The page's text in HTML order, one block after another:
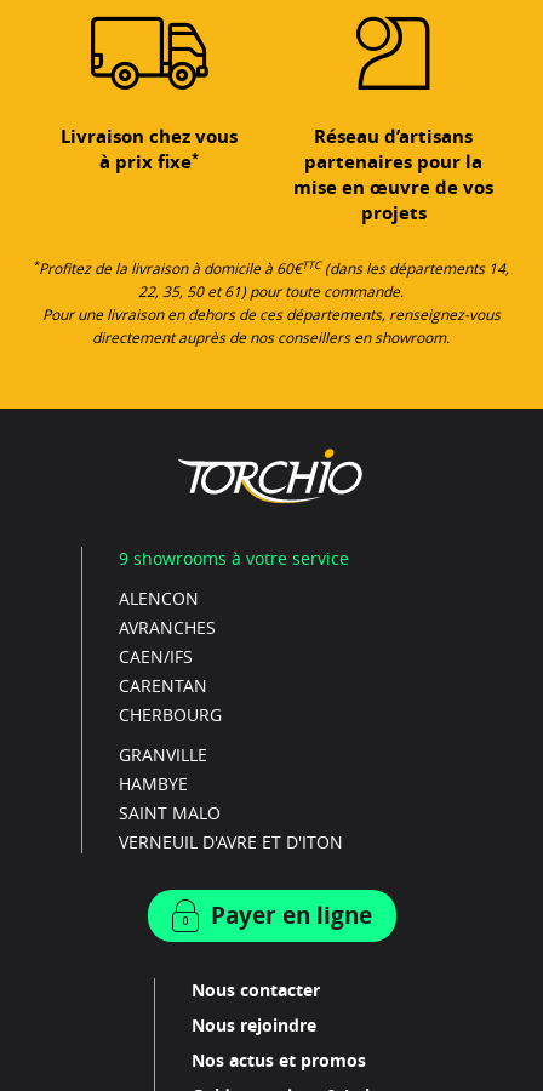
Livraison chez vous
à prix fixe*
Réseau d’artisans
partenaires pour la
mise en œuvre de vos
projets
*Profitez de la livraison à domicile à 60€TTC(dans les départements 14,
22, 35, 50 et 61) pour toute commande.
Pour une livraison en dehors de ces départements, renseignez-vous
directement auprès de nos conseillers en showroom.
9 showrooms à votre service
ALENCON
AVRANCHES
CAEN/IFS
CARENTAN
CHERBOURG
GRANVILLE
HAMBYE
SAINT MALO
VERNEUIL D'AVRE ET D'ITON
Payer en ligne
Nous contacter
Nous rejoindre
Nos actus et promos